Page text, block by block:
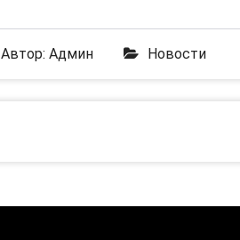
Автор: Админ Новости